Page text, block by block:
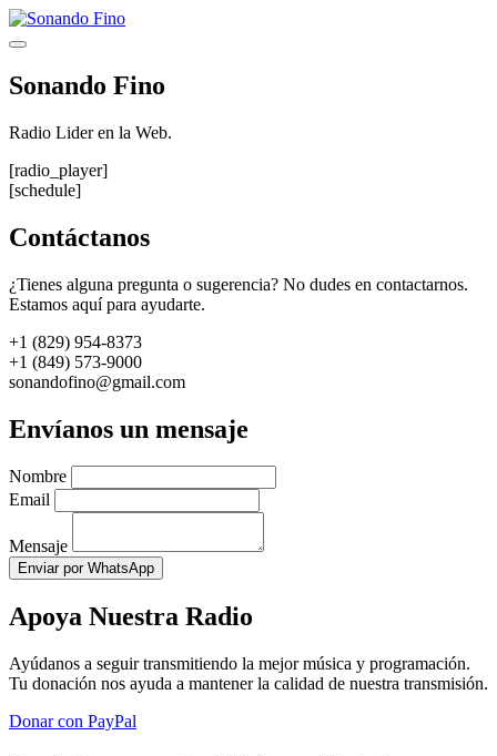
Saltar
al
Menú
Sonando Fino
Radio Lider en la Web.
[radio_player]
[schedule]
Contáctanos
¿Tienes alguna pregunta o sugerencia? No dudes en contactarnos.
Estamos aquí para ayudarte.
+1 (829) 954-8373
+1 (849) 573-9000
sonandofino@gmail.com
Envíanos un mensaje
Nombre
Email
Mensaje
Enviar por WhatsApp
Apoya Nuestra Radio
Ayúdanos a seguir transmitiendo la mejor música y programación.
Tu donación nos ayuda a mantener la calidad de nuestra transmisión.
Donar con PayPal